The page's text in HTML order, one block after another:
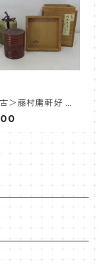
＞藤村庸軒好 竹
恒箱書 初代 中